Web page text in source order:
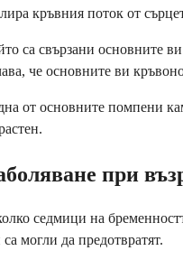
кръвния поток от
са свързани основните
че основните ви
от основните помпени
при
седмици на
могли да предотвратят.